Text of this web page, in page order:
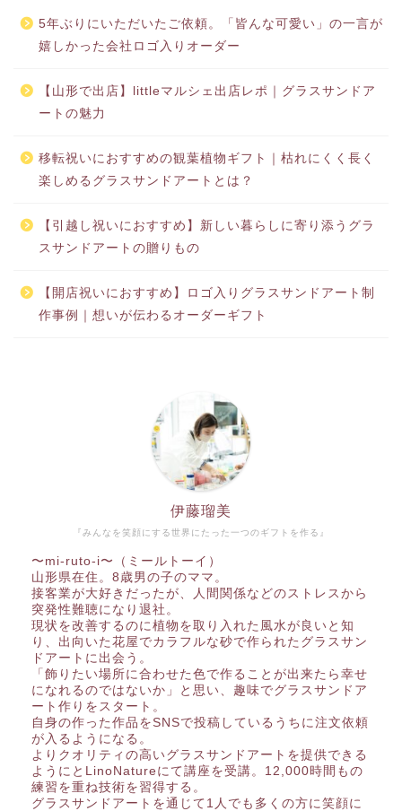
5年ぶりにいただいたご依頼。「皆んな可愛い」の一言が
嬉しかった会社ロゴ入りオーダー
【山形で出店】littleマルシェ出店レポ｜グラスサンドア
ートの魅力
移転祝いにおすすめの観葉植物ギフト｜枯れにくく長く
楽しめるグラスサンドアートとは？
【引越し祝いにおすすめ】新しい暮らしに寄り添うグラ
スサンドアートの贈りもの
【開店祝いにおすすめ】ロゴ入りグラスサンドアート制
作事例｜想いが伝わるオーダーギフト
『みんなを笑顔にする世界にたった一つのギフトを作る』
伊藤瑠美
〜mi-ruto-i〜（ミールトーイ）
山形県在住。8歳男の子のママ。
接客業が大好きだったが、人間関係などのストレスから
突発性難聴になり退社。
現状を改善するのに植物を取り入れた風水が良いと知
り、出向いた花屋でカラフルな砂で作られたグラスサン
ドアートに出会う。
「飾りたい場所に合わせた色で作ることが出来たら幸せ
になれるのではないか」と思い、趣味でグラスサンドア
ート作りをスタート。
自身の作った作品をSNSで投稿しているうちに注文依頼
が入るようになる。
よりクオリティの高いグラスサンドアートを提供できる
ようにとLinoNatureにて講座を受講。12,000時間もの
練習を重ね技術を習得する。
グラスサンドアートを通じて1人でも多くの方に笑顔に